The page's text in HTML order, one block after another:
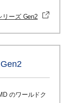
リーズ Gen2
のワールドク